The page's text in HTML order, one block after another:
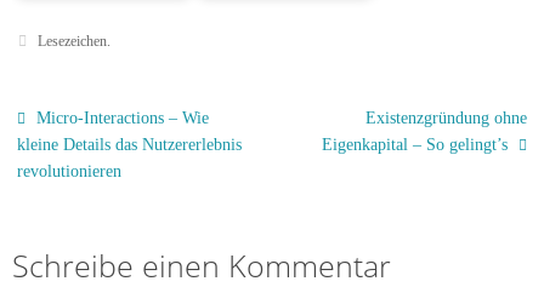
Lesezeichen.
Micro-Interactions – Wie
kleine Details das Nutzererlebnis
revolutionieren
Existenzgründung ohne
Eigenkapital – So gelingt’s
Schreibe einen Kommentar